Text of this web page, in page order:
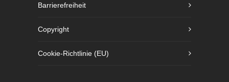
Barrierefreiheit
Copyright
Cookie-Richtlinie (EU)